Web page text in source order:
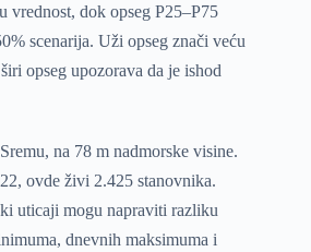
vrednost, dok opseg P25–P75
scenarija. Uži opseg znači veću
opseg upozorava da je ishod
na 78 m nadmorske visine.
ovde živi 2.425 stanovnika.
uticaji mogu napraviti razliku
dnevnih maksimuma i